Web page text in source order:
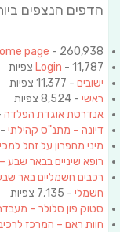
הדפים הנצפים
page - 260,938 צפיות
Login - 11,787 צפיות
ישובים - 11,377 צפיות
ראשי - 8,524 צפיות
אנדרטת אוגדת הפלדה -
דיונה – מתנ"ס קהילתי - 7,734 צפיות
מיני מחפרון על זחל
רופא שיניים בבאר שבע
רכבים חשמליים באר
חשמלי - 7,135 צפיות
סטוק פון סלולר –
חוות ראם – המרכז